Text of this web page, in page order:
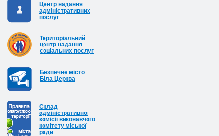
Центр надання
адміністративних
послуг
Територіальний
центр надання
соціальних послуг
Безпечне місто
Біла Церква
Cклад
адміністративної
комісії виконавчого
комітету міської
ради